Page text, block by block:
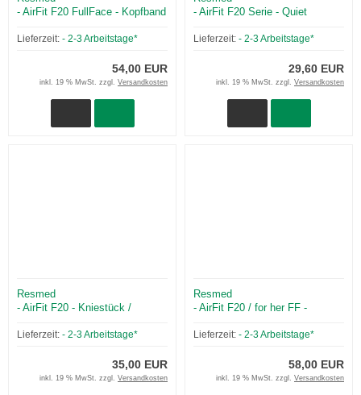
- AirFit F20 FullFace - Kopfband
Lieferzeit: - 2-3 Arbeitstage*
54,00 EUR
inkl. 19 % MwSt. zzgl. Versandkosten
- AirFit F20 Serie - Quiet
Lieferzeit: - 2-3 Arbeitstage*
29,60 EUR
inkl. 19 % MwSt. zzgl. Versandkosten
Resmed
- AirFit F20 - Kniestück /
Lieferzeit: - 2-3 Arbeitstage*
35,00 EUR
inkl. 19 % MwSt. zzgl. Versandkosten
Resmed
- AirFit F20 / for her FF -
Lieferzeit: - 2-3 Arbeitstage*
58,00 EUR
inkl. 19 % MwSt. zzgl. Versandkosten